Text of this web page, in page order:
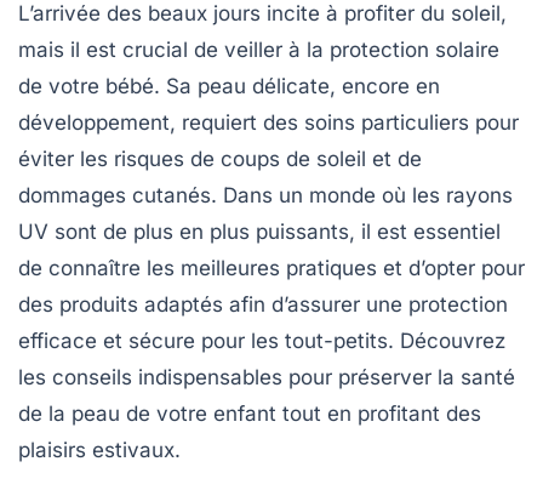
L’arrivée des beaux jours incite à profiter du soleil,
mais il est crucial de veiller à la protection solaire
de votre bébé. Sa peau délicate, encore en
développement, requiert des soins particuliers pour
éviter les risques de coups de soleil et de
dommages cutanés. Dans un monde où les rayons
UV sont de plus en plus puissants, il est essentiel
de connaître les meilleures pratiques et d’opter pour
des produits adaptés afin d’assurer une protection
efficace et sécure pour les tout-petits. Découvrez
les conseils indispensables pour préserver la santé
de la peau de votre enfant tout en profitant des
plaisirs estivaux.